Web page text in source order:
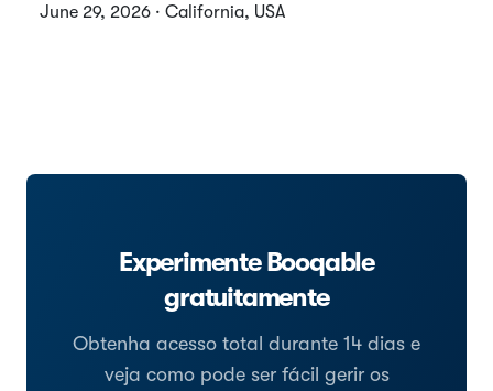
June 29, 2026 · California, USA
Experimente Booqable
gratuitamente
Obtenha acesso total durante 14 dias e
veja como pode ser fácil gerir os